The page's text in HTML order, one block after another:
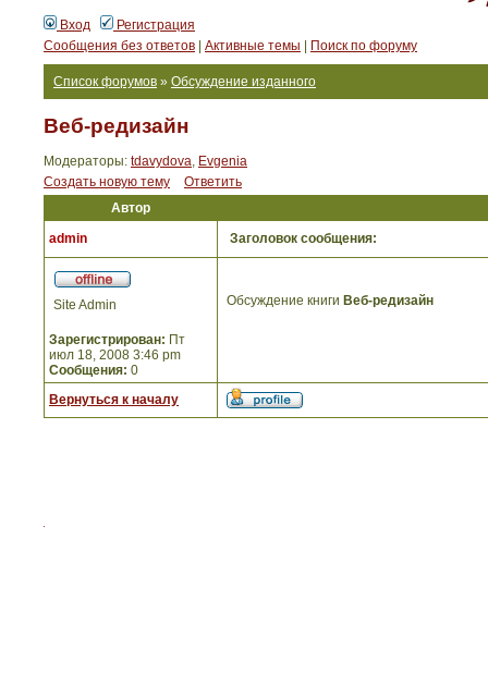
Вход
Регистрация
Сообщения без ответов
Активные темы Поиск по форуму
Список форумов » Обсуждение изданного
Веб-редизайн
Модераторы: tdavydova, Evgenia
Создать новую тему
Ответить
Автор
admin
Заголовок сообщения:
Site Admin
Зарегистрирован: Пт
июл 18, 2008 3:46 pm
Сообщения: 0
Обсуждение книги Веб-редизайн
Вернуться к началу